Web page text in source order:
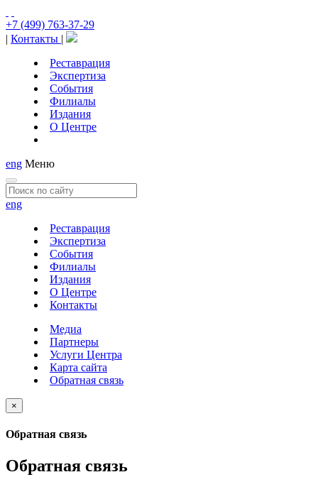
+7 (499) 763-37-29
| Контакты |
Реставрация
Экспертиза
События
Филиалы
Издания
О Центре
eng Меню
eng
Реставрация
Экспертиза
События
Филиалы
Издания
О Центре
Контакты
Медиа
Партнеры
Услуги Центра
Карта сайта
Обратная связь
×
Обратная связь
Обратная связь